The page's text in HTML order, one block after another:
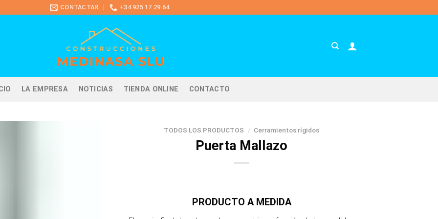
CONTACTAR +34 925 17 29 64
LA EMPRESA NOTICIAS TIENDA ONLINE CONTACTO
TODOS LOS PRODUCTOS / Cerramientos rígidos
Puerta Mallazo
PRODUCTO A MEDIDA